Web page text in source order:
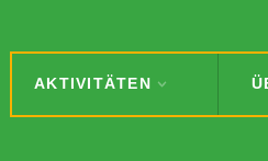
AKTIVITÄTEN